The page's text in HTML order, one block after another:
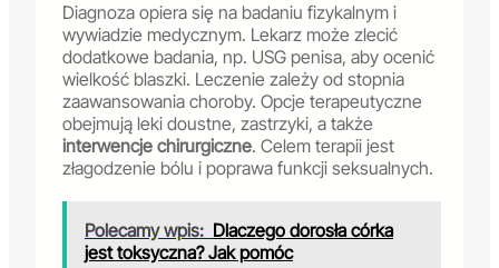
Diagnoza opiera się na badaniu fizykalnym i
wywiadzie medycznym. Lekarz może zlecić
dodatkowe badania, np. USG penisa, aby ocenić
wielkość blaszki. Leczenie zależy od stopnia
zaawansowania choroby. Opcje terapeutyczne
obejmują leki doustne, zastrzyki, a także
interwencje chirurgiczne. Celem terapii jest
złagodzenie bólu i poprawa funkcji seksualnych.
Polecamy wpis: Dlaczego dorosła córka
jest toksyczna? Jak pomóc